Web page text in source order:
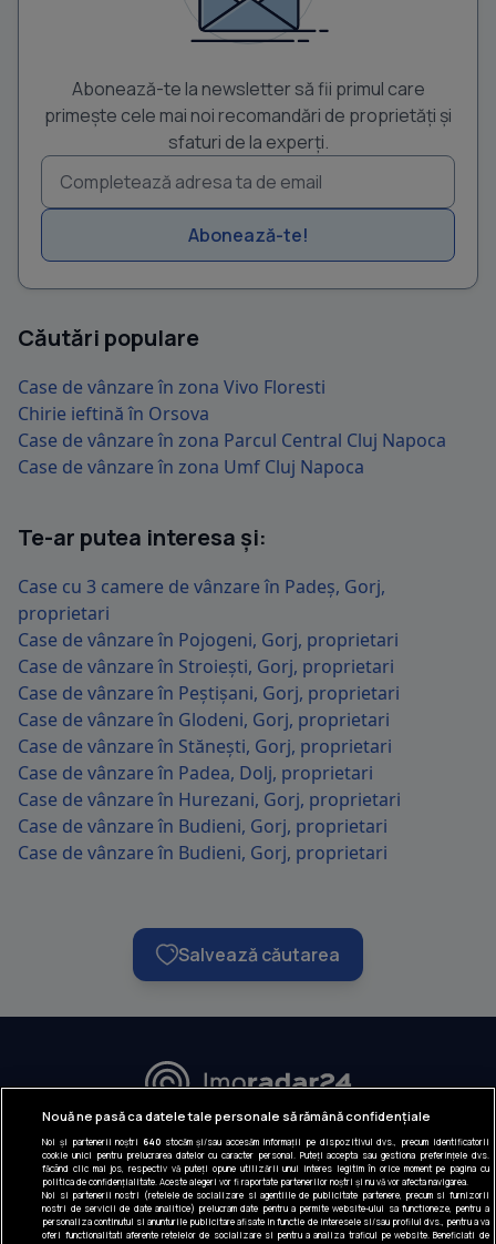
Abonează-te la newsletter să fii primul care
primește cele mai noi recomandări de proprietăți și
sfaturi de la experți.
Abonează-te!
Căutări populare
Case de vânzare în zona Vivo Floresti
Chirie ieftină în Orsova
Case de vânzare în zona Parcul Central Cluj Napoca
Case de vânzare în zona Umf Cluj Napoca
Te-ar putea interesa și:
Case cu 3 camere de vânzare în Padeș, Gorj,
proprietari
Case de vânzare în Pojogeni, Gorj, proprietari
Case de vânzare în Stroiești, Gorj, proprietari
Case de vânzare în Peștișani, Gorj, proprietari
Case de vânzare în Glodeni, Gorj, proprietari
Case de vânzare în Stănești, Gorj, proprietari
Case de vânzare în Padea, Dolj, proprietari
Case de vânzare în Hurezani, Gorj, proprietari
Case de vânzare în Budieni, Gorj, proprietari
Case de vânzare în Budieni, Gorj, proprietari
Salvează căutarea
URMĂREȘTE-NE:
INFORMAȚII COMPANIE
Despre noi
Gestionați preferințele
Nouă ne pasă ca datele tale personale să rămână confidențiale
Noi și partenerii noștri 640stocăm și/sau accesăm informații pe dispozitivul dvs., precum identificatorii
cookie unici pentru prelucrarea datelor cu caracter personal. Puteți accepta sau gestiona preferințele dvs.
făcând clic mai jos, respectiv vă puteți opune utilizării unui interes legitim în orice moment pe pagina cu
politica de confidențialitate. Aceste alegeri vor fi raportate partenerilor noștri și nu vă vor afecta navigarea.
Noi si partenerii nostri (retelele de socializare si agentiile de publicitate partenere, precum si furnizorii
nostri de servicii de date analitice) prelucram date pentru a permite website-ului sa functioneze, pentru a
personaliza continutul si anunturile publicitare afisate in functie de interesele si/sau profilul dvs., pentru a va
oferi functionalitati aferente retelelor de socializare si pentru a analiza traficul pe website. Beneficiati de